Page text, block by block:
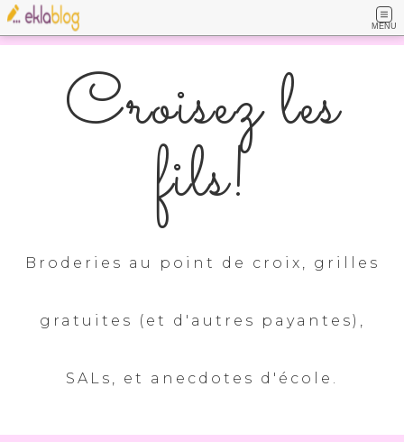
MENU
Croisez les
fils!
Broderies au point de croix, grilles
gratuites (et d'autres payantes),
SALs, et anecdotes d'école.